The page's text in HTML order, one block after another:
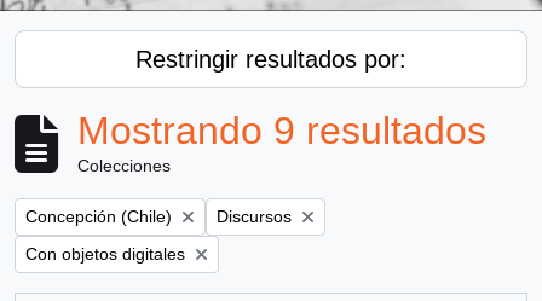
Restringir resultados por:
Mostrando 9 resultados
Colecciones
Remove filter:
Concepción (Chile) Remove filter:
Discursos
Remove filter:
Con objetos digitales